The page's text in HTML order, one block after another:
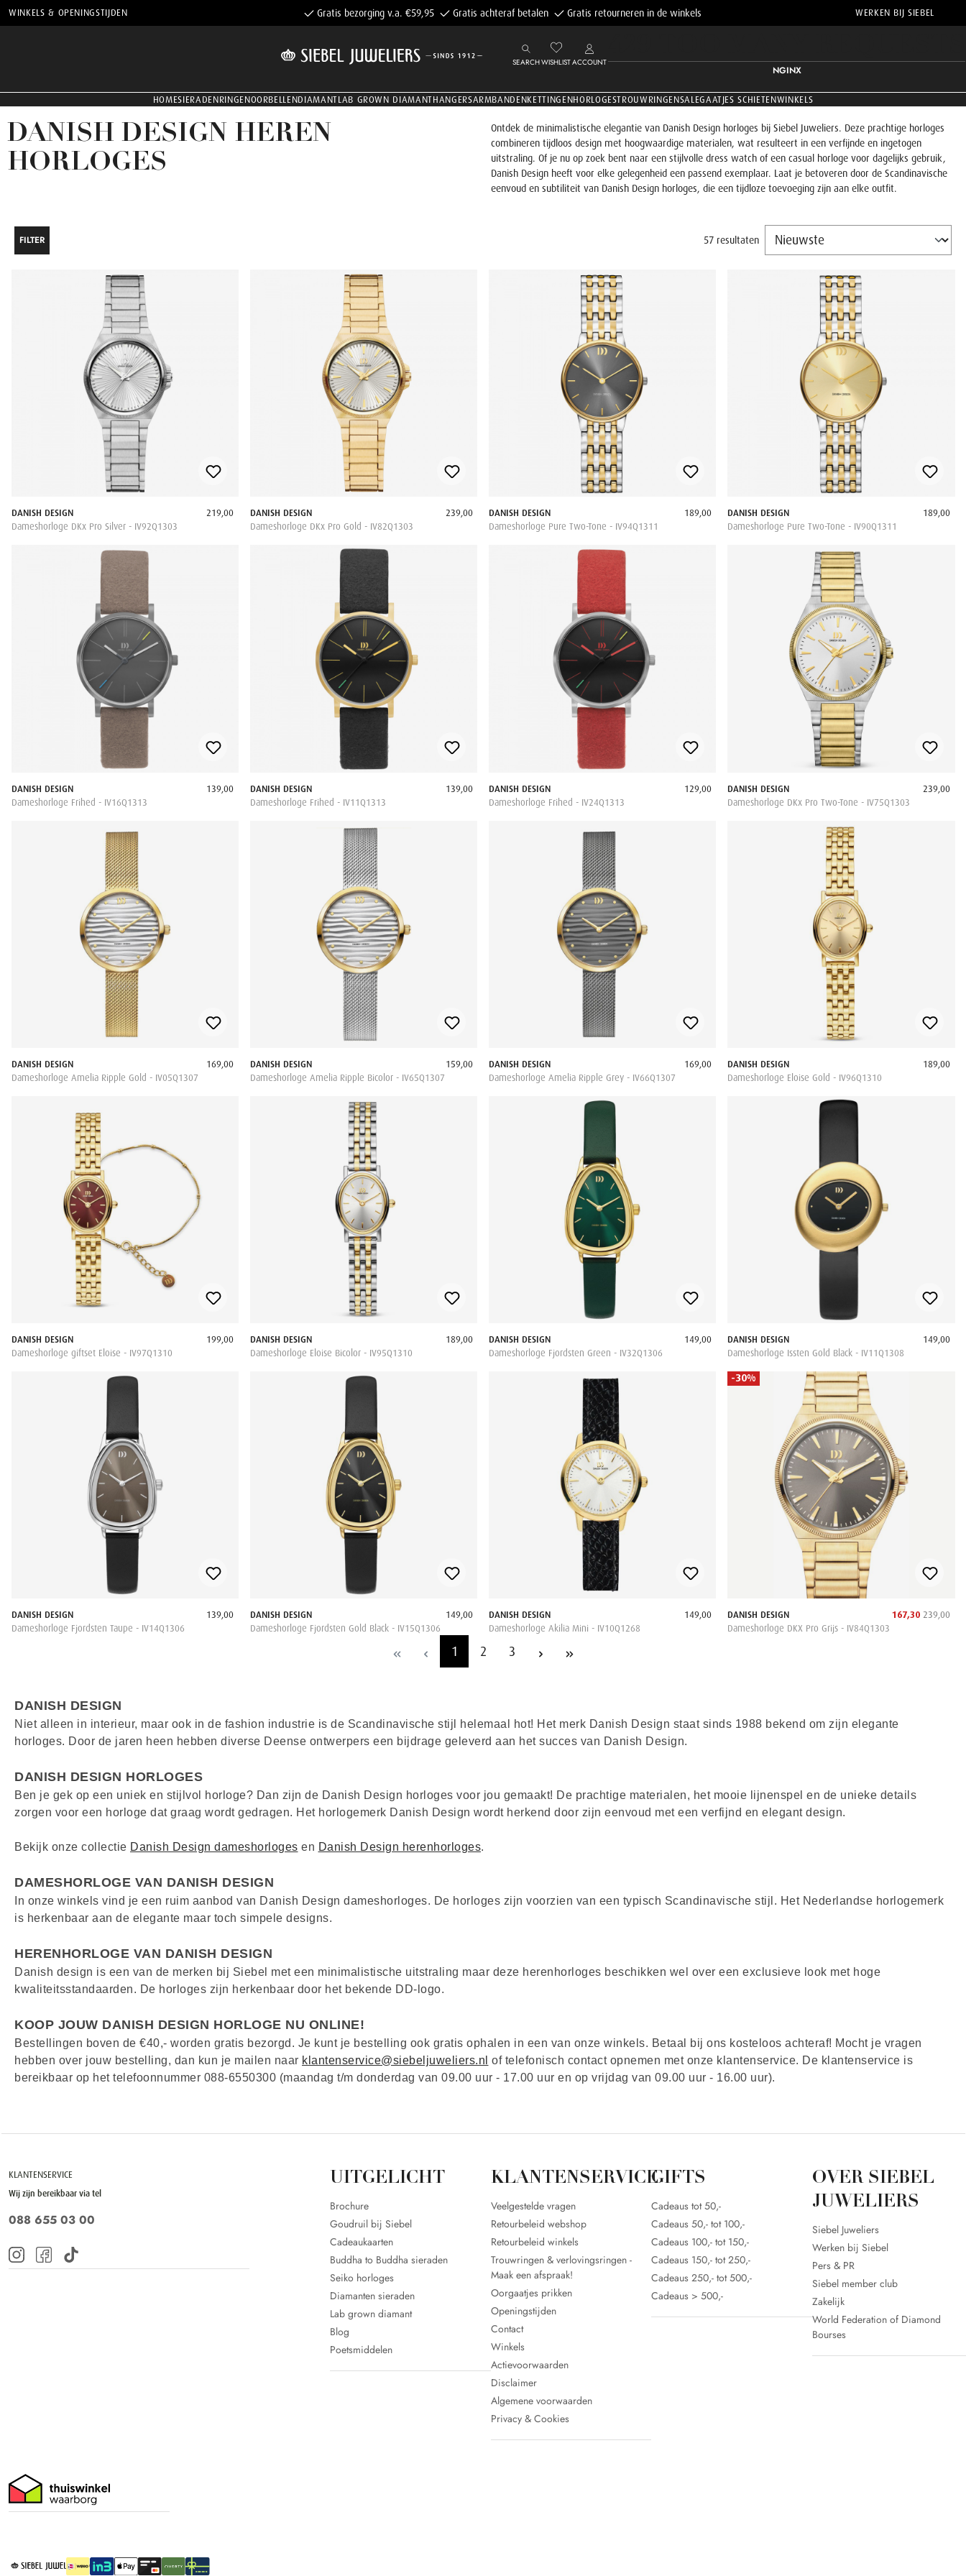
WINKELS & OPENINGSTIJDEN Gratis bezorging v.a. €59,95 Gratis achteraf betalen Gratis retourneren in de winkels WERKEN BIJ SIEBEL
SEARCHWISHLISTACCOUNT
NGINX
HOMESIERADENRINGENOORBELLENDIAMANTLAB GROWN DIAMANTHANGERSARMBANDENKETTINGENHORLOGESTROUWRINGENSALEGAATJES SCHIETENWINKELS
DANISH DESIGN HEREN
HORLOGES
Ontdek de minimalistische elegantie van Danish Design horloges bij Siebel Juweliers. Deze prachtige horloges
combineren tijdloos design met hoogwaardige materialen, wat resulteert in een verfijnde en ingetogen
uitstraling. Of je nu op zoek bent naar een stijlvolle dress watch of een casual horloge voor dagelijks gebruik,
Danish Design heeft voor elke gelegenheid een passend exemplaar. Laat je betoveren door de Scandinavische
eenvoud en subtiliteit van Danish Design horloges, die een tijdloze toevoeging zijn aan elke outfit.
FILTER 57 resultaten
DANISH DESIGN
Dameshorloge DKx Pro Silver - IV92Q1303
219,00
DANISH DESIGN
Dameshorloge DKx Pro Gold - IV82Q1303
239,00
DANISH DESIGN
Dameshorloge Pure Two-Tone - IV94Q1311
189,00
DANISH DESIGN
Dameshorloge Pure Two-Tone - IV90Q1311
189,00
DANISH DESIGN
Dameshorloge Frihed - IV16Q1313
139,00
DANISH DESIGN
Dameshorloge Frihed - IV11Q1313
139,00
DANISH DESIGN
Dameshorloge Frihed - IV24Q1313
129,00
DANISH DESIGN
Dameshorloge DKx Pro Two-Tone - IV75Q1303
239,00
DANISH DESIGN
Dameshorloge Amelia Ripple Gold - IV05Q1307
169,00
DANISH DESIGN
Dameshorloge Amelia Ripple Bicolor - IV65Q1307
159,00
DANISH DESIGN
Dameshorloge Amelia Ripple Grey - IV66Q1307
169,00
DANISH DESIGN
Dameshorloge Eloise Gold - IV96Q1310
189,00
DANISH DESIGN
Dameshorloge giftset Eloise - IV97Q1310
199,00
DANISH DESIGN
Dameshorloge Eloise Bicolor - IV95Q1310
189,00
DANISH DESIGN
Dameshorloge Fjordsten Green - IV32Q1306
149,00
DANISH DESIGN
Dameshorloge Issten Gold Black - IV11Q1308
149,00
DANISH DESIGN
Dameshorloge Fjordsten Taupe - IV14Q1306
139,00
DANISH DESIGN
Dameshorloge Fjordsten Gold Black - IV15Q1306
149,00
DANISH DESIGN
Dameshorloge Akilia Mini - IV10Q1268
149,00
-30%
DANISH DESIGN
Dameshorloge DKX Pro Grijs - IV84Q1303
167,30 239,00
1 2 3
DANISH DESIGN
Niet alleen in interieur, maar ook in de fashion industrie is de Scandinavische stijl helemaal hot! Het merk Danish Design staat sinds 1988 bekend om zijn elegante
horloges. Door de jaren heen hebben diverse Deense ontwerpers een bijdrage geleverd aan het succes van Danish Design.
DANISH DESIGN HORLOGES
Ben je gek op een uniek en stijlvol horloge? Dan zijn de Danish Design horloges voor jou gemaakt! De prachtige materialen, het mooie lijnenspel en de unieke details
zorgen voor een horloge dat graag wordt gedragen. Het horlogemerk Danish Design wordt herkend door zijn eenvoud met een verfijnd en elegant design.
Bekijk onze collectie Danish Design dameshorloges en Danish Design herenhorloges.
DAMESHORLOGE VAN DANISH DESIGN
In onze winkels vind je een ruim aanbod van Danish Design dameshorloges. De horloges zijn voorzien van een typisch Scandinavische stijl. Het Nederlandse horlogemerk
is herkenbaar aan de elegante maar toch simpele designs.
HERENHORLOGE VAN DANISH DESIGN
Danish design is een van de merken bij Siebel met een minimalistische uitstraling maar deze herenhorloges beschikken wel over een exclusieve look met hoge
kwaliteitsstandaarden. De horloges zijn herkenbaar door het bekende DD-logo.
KOOP JOUW DANISH DESIGN HORLOGE NU ONLINE!
Bestellingen boven de €40,- worden gratis bezorgd. Je kunt je bestelling ook gratis ophalen in een van onze winkels. Betaal bij ons kosteloos achteraf! Mocht je vragen
hebben over jouw bestelling, dan kun je mailen naar klantenservice@siebeljuweliers.nl of telefonisch contact opnemen met onze klantenservice. De klantenservice is
bereikbaar op het telefoonnummer 088-6550300 (maandag t/m donderdag van 09.00 uur - 17.00 uur en op vrijdag van 09.00 uur - 16.00 uur).
KLANTENSERVICE
Wij zijn bereikbaar via tel
088 655 03 00
UITGELICHT
Brochure
Goudruil bij Siebel
Cadeaukaarten
Buddha to Buddha sieraden
Seiko horloges
Diamanten sieraden
Lab grown diamant
Blog
Poetsmiddelen
KLANTENSERVICE
Veelgestelde vragen
Retourbeleid webshop
Retourbeleid winkels
Trouwringen & verlovingsringen -
Maak een afspraak!
Oorgaatjes prikken
Openingstijden
Contact
Winkels
Actievoorwaarden
Disclaimer
Algemene voorwaarden
Privacy & Cookies
GIFTS
Cadeaus tot 50,-
Cadeaus 50,- tot 100,-
Cadeaus 100,- tot 150,-
Cadeaus 150,- tot 250,-
Cadeaus 250,- tot 500,-
Cadeaus > 500,-
OVER SIEBEL
JUWELIERS
Siebel Juweliers
Werken bij Siebel
Pers & PR
Siebel member club
Zakelijk
World Federation of Diamond
Bourses